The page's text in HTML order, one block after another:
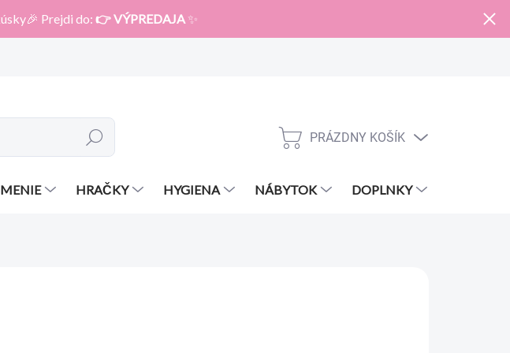
Prejdi do: 👉 VÝPREDAJA ✨
Hľadať
NÁKUPNÝ
PRÁZDNY KOŠÍK
HRAČKY HYGIENA NÁBYTOK DOPLNKY